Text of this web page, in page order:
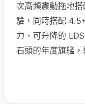
次高頻震動拖地
驗，同時搭配
力、可升降的
石頭的年度旗艦，